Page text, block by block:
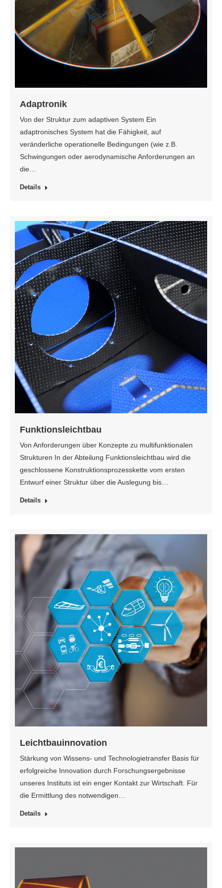
Adaptronik
Von der Struktur zum adaptiven System Ein
adaptronisches System hat die Fähigkeit, auf
veränderliche operationelle Bedingungen (wie z.B.
Schwingungen oder aerodynamische Anforderungen an
die…
Details
Funktionsleichtbau
Von Anforderungen über Konzepte zu multifunktionalen
Strukturen In der Abteilung Funktionsleichtbau wird die
geschlossene Konstruktionsprozesskette vom ersten
Entwurf einer Struktur über die Auslegung bis…
Details
Leichtbauinnovation
Stärkung von Wissens- und Technologietransfer Basis für
erfolgreiche Innovation durch Forschungsergebnisse
unseres Instituts ist ein enger Kontakt zur Wirtschaft. Für
die Ermittlung des notwendigen…
Details